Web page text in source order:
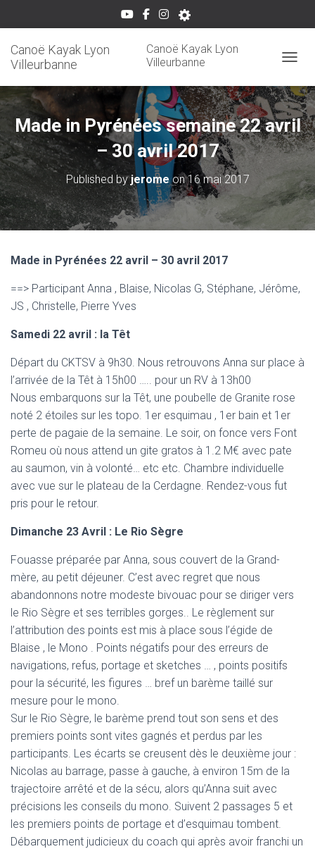
Canoë Kayak Lyon
Villeurbanne
Canoë Kayak Lyon
Villeurbanne
Made in Pyrénées semaine 22 avril
– 30 avril 2017
Published byjeromeon16 mai 2017
Made in Pyrénées 22 avril – 30 avril 2017
==> Participant Anna , Blaise, Nicolas G, Stéphane, Jérôme,
JS , Christelle, Pierre Yves
Samedi 22 avril : la Têt
Départ du CKTSV à 9h30. Nous retrouvons Anna sur place à
l’arrivée de la Têt à 15h00 ….. pour un RV à 13h00
Nous embarquons sur la Têt, une poubelle de Granite rose
noté 2 étoiles sur les topo. 1er esquimau , 1er bain et 1er
perte de pagaie de la semaine. Le soir, on fonce vers Font
Romeu où nous attend un gite gratos à 1.2 M€ avec pate
au saumon, vin à volonté… etc etc. Chambre individuelle
avec vue sur le plateau de la Cerdagne. Rendez-vous fut
pris pour le retour.
Dimanche 23 Avril : Le Rio Sègre
Fouasse préparée par Anna, sous couvert de la Grand-
mère, au petit déjeuner. C’est avec regret que nous
abandonnons notre modeste bivouac pour se diriger vers
le Rio Sègre et ses terribles gorges.. Le règlement sur
l’attribution des points est mis à place sous l’égide de
Blaise , le Mono . Points négatifs pour des erreurs de
navigations, refus, portage et sketches … , points positifs
pour la sécurité, les figures … bref un barème taillé sur
mesure pour le mono.
Sur le Rio Sègre, le barème prend tout son sens et des
premiers points sont vites gagnés et perdus par les
participants. Les écarts se creusent dès le deuxième jour :
Nicolas au barrage, passe à gauche, à environ 15m de la
trajectoire arrêté et de la sécu, alors qu’Anna suit avec
précisions les conseils du mono. Suivent 2 passages 5 et
les premiers points de portage et d’esquimau tombent.
Débarquement judicieux du coach qui après avoir franchi un